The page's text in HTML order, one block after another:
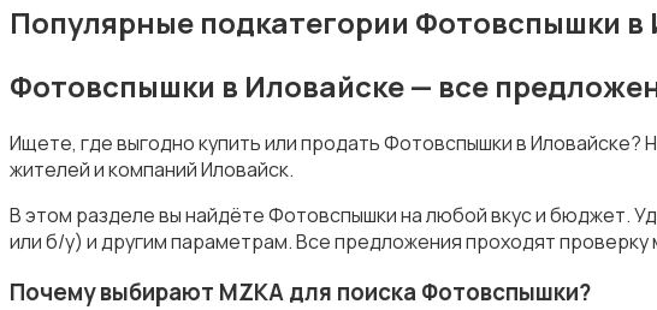
Цифровые фоторамки
Популярные подкатегории Фотовспышки в
Фотовспышки в Иловайске — все
Ищете, где выгодно купить или продать Фотовспышки в
жителей и компаний Иловайск.
В этом разделе вы найдёте Фотовспышки на любой вкус и бюджет.
или б/у) и другим параметрам. Все предложения проходят
Почему выбирают MZKA для поиска Фотовспышки?